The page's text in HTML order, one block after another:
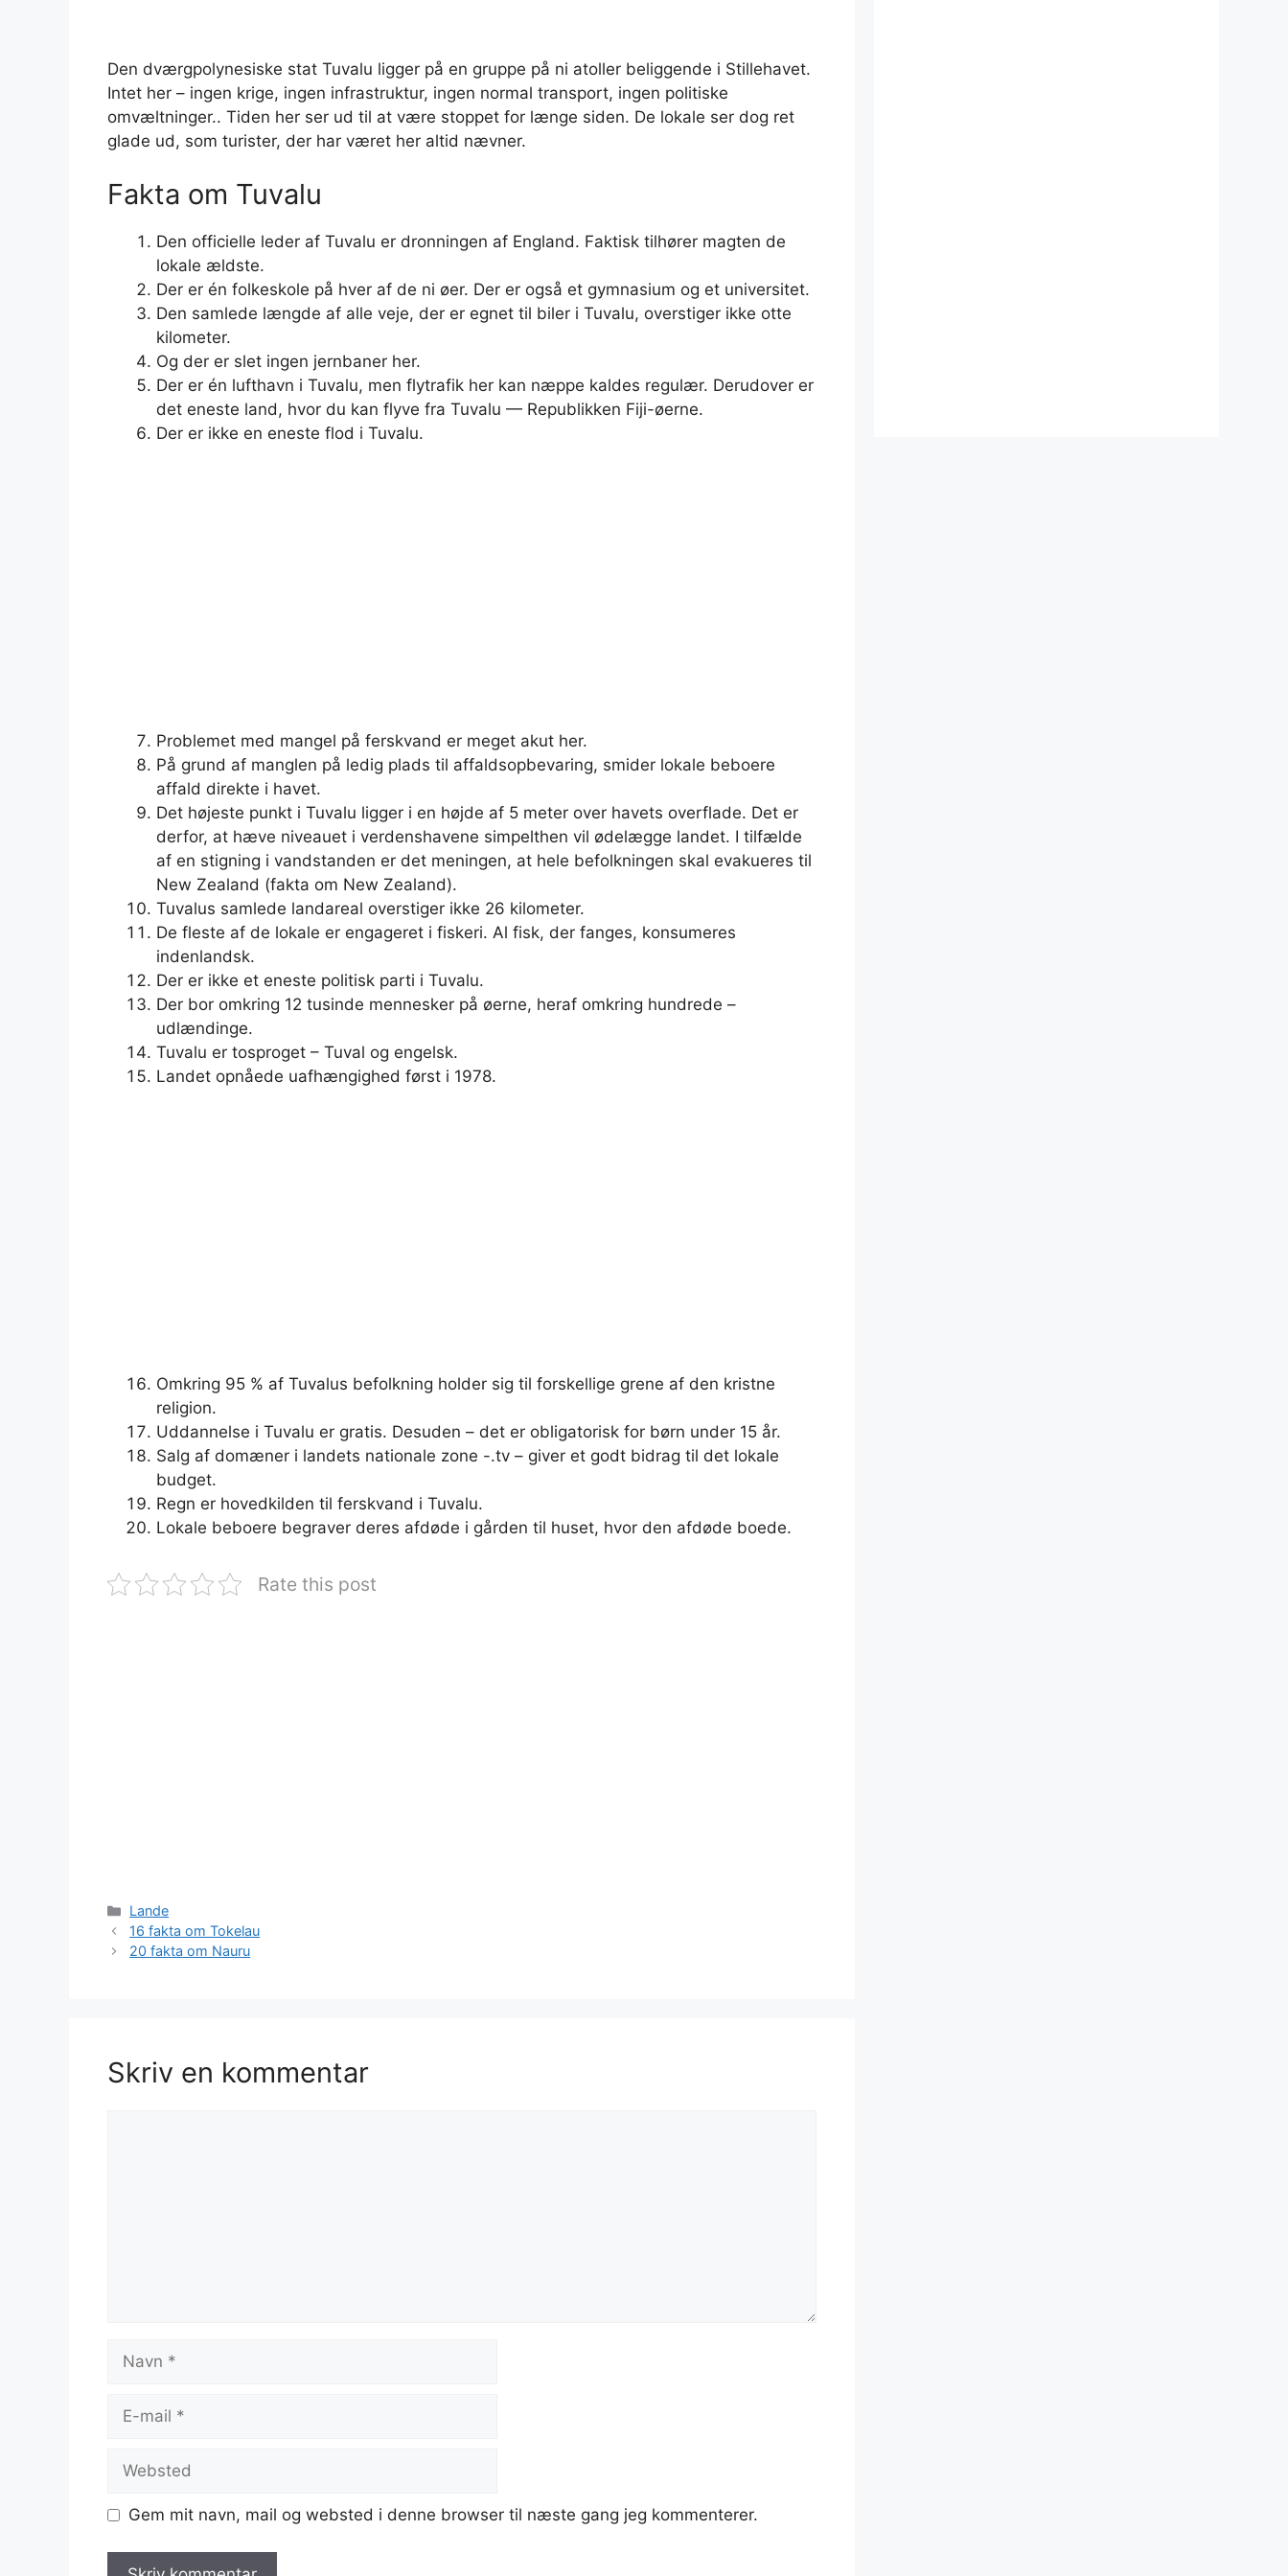
Den dværgpolynesiske stat Tuvalu ligger på en gruppe på ni atoller beliggende i Stillehavet.
Intet her – ingen krige, ingen infrastruktur, ingen normal transport, ingen politiske
omvæltninger.. Tiden her ser ud til at være stoppet for længe siden. De lokale ser dog ret
glade ud, som turister, der har været her altid nævner.
Fakta om Tuvalu
Den officielle leder af Tuvalu er dronningen af ​​England. Faktisk tilhører magten de
lokale ældste.
Der er én folkeskole på hver af de ni øer. Der er også et gymnasium og et universitet.
Den samlede længde af alle veje, der er egnet til biler i Tuvalu, overstiger ikke otte
kilometer.
Og der er slet ingen jernbaner her.
Der er én lufthavn i Tuvalu, men flytrafik her kan næppe kaldes regulær. Derudover er
det eneste land, hvor du kan flyve fra Tuvalu — Republikken Fiji-øerne.
Der er ikke en eneste flod i Tuvalu.
Problemet med mangel på ferskvand er meget akut her.
På grund af manglen på ledig plads til affaldsopbevaring, smider lokale beboere
affald direkte i havet.
Det højeste punkt i Tuvalu ligger i en højde af 5 meter over havets overflade. Det er
derfor, at hæve niveauet i verdenshavene simpelthen vil ødelægge landet. I tilfælde
af en stigning i vandstanden er det meningen, at hele befolkningen skal evakueres til
New Zealand (fakta om New Zealand).
Tuvalus samlede landareal overstiger ikke 26 kilometer.
De fleste af de lokale er engageret i fiskeri. Al fisk, der fanges, konsumeres
indenlandsk.
Der er ikke et eneste politisk parti i Tuvalu.
Der bor omkring 12 tusinde mennesker på øerne, heraf omkring hundrede –
udlændinge.
Tuvalu er tosproget – Tuval og engelsk.
Landet opnåede uafhængighed først i 1978.
Omkring 95 % af Tuvalus befolkning holder sig til forskellige grene af den kristne
religion.
Uddannelse i Tuvalu er gratis. Desuden – det er obligatorisk for børn under 15 år.
Salg af domæner i landets nationale zone -.tv – giver et godt bidrag til det lokale
budget.
Regn er hovedkilden til ferskvand i Tuvalu.
Lokale beboere begraver deres afdøde i gården til huset, hvor den afdøde boede.
Rate this post
Kategorier
Lande
16 fakta om Tokelau
20 fakta om Nauru
Skriv en kommentar
Navn
Websted
Gem mit navn, mail og websted i denne browser til næste gang jeg kommenterer.